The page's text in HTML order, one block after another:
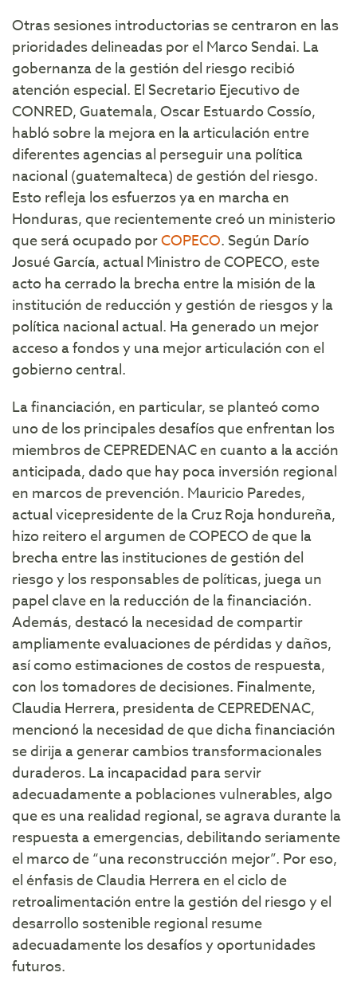
Otras sesiones introductorias se centraron en las
prioridades delineadas por el Marco Sendai. La
gobernanza de la gestión del riesgo recibió
atención especial. El Secretario Ejecutivo de
CONRED, Guatemala, Oscar Estuardo Cossío,
habló sobre la mejora en la articulación entre
diferentes agencias al perseguir una política
nacional (guatemalteca) de gestión del riesgo.
Esto refleja los esfuerzos ya en marcha en
Honduras, que recientemente creó un ministerio
que será ocupado porCOPECO. Según Darío
Josué García, actual Ministro de COPECO, este
acto ha cerrado la brecha entre la misión de la
institución de reducción y gestión de riesgos y la
política nacional actual. Ha generado un mejor
acceso a fondos y una mejor articulación con el
gobierno central.
La financiación, en particular, se planteó como
uno de los principales desafíos que enfrentan los
miembros de CEPREDENAC en cuanto a la acción
anticipada, dado que hay poca inversión regional
en marcos de prevención. Mauricio Paredes,
actual vicepresidente de la Cruz Roja hondureña,
hizo reitero el argumen de COPECO de que la
brecha entre las instituciones de gestión del
riesgo y los responsables de políticas, juega un
papel clave en la reducción de la financiación.
Además, destacó la necesidad de compartir
ampliamente evaluaciones de pérdidas y daños,
así como estimaciones de costos de respuesta,
con los tomadores de decisiones. Finalmente,
Claudia Herrera, presidenta de CEPREDENAC,
mencionó la necesidad de que dicha financiación
se dirija a generar cambios transformacionales
duraderos. La incapacidad para servir
adecuadamente a poblaciones vulnerables, algo
que es una realidad regional, se agrava durante la
respuesta a emergencias, debilitando seriamente
el marco de “una reconstrucción mejor”. Por eso,
el énfasis de Claudia Herrera en el ciclo de
retroalimentación entre la gestión del riesgo y el
desarrollo sostenible regional resume
adecuadamente los desafíos y oportunidades
futuros.